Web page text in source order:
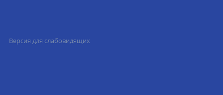
Версия для слабовидящих